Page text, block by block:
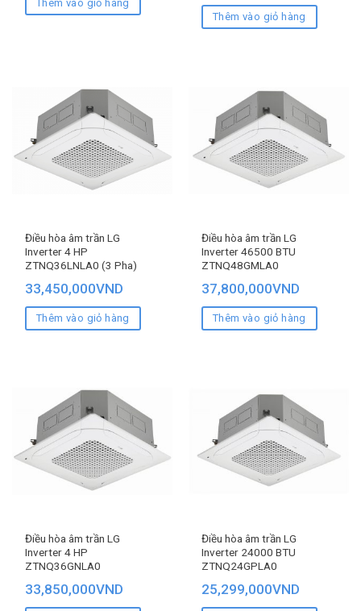
Thêm vào giỏ hàng
Thêm vào giỏ hàng
Điều hòa âm trần LG
Inverter 4 HP
ZTNQ36LNLA0 (3 Pha)
33,450,000VND
Thêm vào giỏ hàng
Điều hòa âm trần LG
Inverter 46500 BTU
ZTNQ48GMLA0
37,800,000VND
Thêm vào giỏ hàng
Điều hòa âm trần LG
Inverter 4 HP
ZTNQ36GNLA0
33,850,000VND
Điều hòa âm trần LG
Inverter 24000 BTU
ZTNQ24GPLA0
25,299,000VND